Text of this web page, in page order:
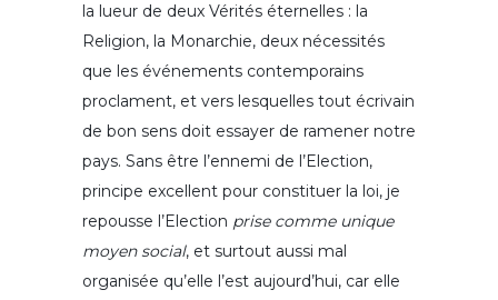
la lueur de deux Vérités éternelles : la
Religion, la Monarchie, deux nécessités
que les événements contemporains
proclament, et vers lesquelles tout écrivain
de bon sens doit essayer de ramener notre
pays. Sans être l’ennemi de l’Election,
principe excellent pour constituer la loi, je
repousse l’Election prise comme unique
moyen social, et surtout aussi mal
organisée qu’elle l’est aujourd’hui, car elle